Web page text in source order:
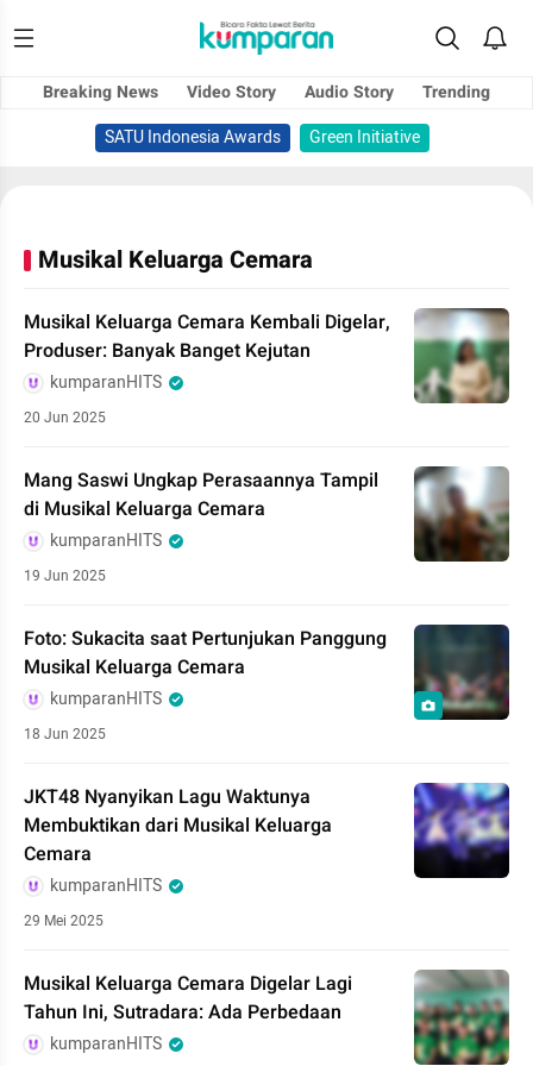
Breaking News Video Story Audio Story
Trending
SATU Indonesia Awards
Green Initiative
Musikal Keluarga Cemara
Musikal Keluarga Cemara Kembali Digelar,
Produser: Banyak Banget Kejutan
kumparanHITS
20 Jun 2025
Mang Saswi Ungkap Perasaannya Tampil
di Musikal Keluarga Cemara
kumparanHITS
19 Jun 2025
Foto: Sukacita saat Pertunjukan Panggung
Musikal Keluarga Cemara
kumparanHITS
18 Jun 2025
JKT48 Nyanyikan Lagu Waktunya
Membuktikan dari Musikal Keluarga
Cemara
kumparanHITS
29 Mei 2025
Musikal Keluarga Cemara Digelar Lagi
Tahun Ini, Sutradara: Ada Perbedaan
kumparanHITS